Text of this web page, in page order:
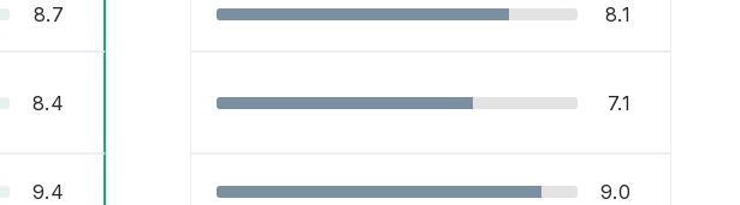
8.7
8.4
9.4
8.1
7.1
9.0